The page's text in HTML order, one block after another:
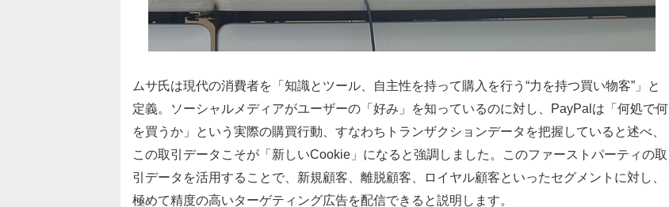
ムサ氏は現代の消費者を「知識とツール、自主性を持って購入を行う“力を持つ買い物客”」と
定義。ソーシャルメディアがユーザーの「好み」を知っているのに対し、PayPalは「何処で何
を買うか」という実際の購買行動、すなわちトランザクションデータを把握していると述べ、
この取引データこそが「新しいCookie」になると強調しました。このファーストパーティの取
引データを活用することで、新規顧客、離脱顧客、ロイヤル顧客といったセグメントに対し、
極めて精度の高いターゲティング広告を配信できると説明します。